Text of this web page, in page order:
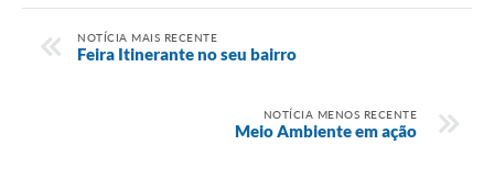
NOTÍCIA MAIS RECENTE
Feira Itinerante no seu bairro
NOTÍCIA MENOS RECENTE
Meio Ambiente em ação